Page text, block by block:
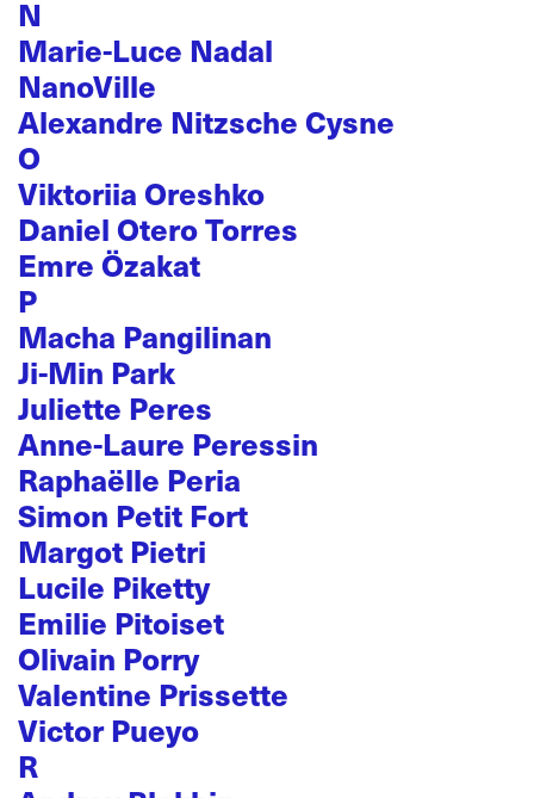
N
Marie-Luce Nadal
NanoVille
Alexandre Nitzsche Cysne
O
Viktoriia Oreshko
Daniel Otero Torres
Emre Özakat
P
Macha Pangilinan
Ji-Min Park
Juliette Peres
Anne-Laure Peressin
Raphaëlle Peria
Simon Petit Fort
Margot Pietri
Lucile Piketty
Emilie Pitoiset
Olivain Porry
Valentine Prissette
Victor Pueyo
R